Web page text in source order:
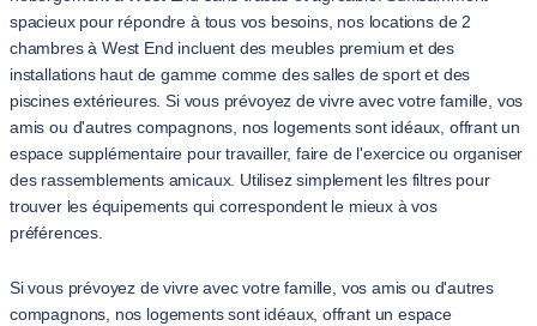
spacieux pour répondre à tous vos besoins, nos locations de 2
chambres à West End incluent des meubles premium et des
installations haut de gamme comme des salles de sport et des
piscines extérieures. Si vous prévoyez de vivre avec votre famille, vos
amis ou d'autres compagnons, nos logements sont idéaux, offrant un
espace supplémentaire pour travailler, faire de l'exercice ou organiser
des rassemblements amicaux. Utilisez simplement les filtres pour
trouver les équipements qui correspondent le mieux à vos
préférences.
Si vous prévoyez de vivre avec votre famille, vos amis ou d'autres
compagnons, nos logements sont idéaux, offrant un espace